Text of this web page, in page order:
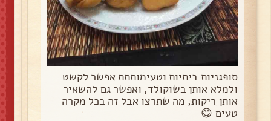
סופגניות ביתיות וטעימותתת אפשר לקשט
ולמלא אותן בשוקולד, ואפשר גם להשאיר
אותן ריקות, מה שתרצו אבל זה בכל מקרה
טעים 😋